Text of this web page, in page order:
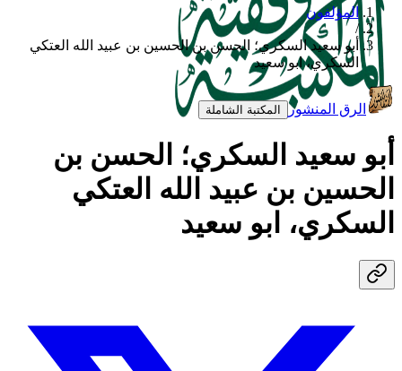
المؤلفون
/
أبو سعيد السكري؛ الحسن بن الحسين بن عبيد الله العتكي
السكري، ابو سعيد
الرق المنشور المكتبة الشاملة
أبو سعيد السكري؛ الحسن بن
الحسين بن عبيد الله العتكي
السكري، ابو سعيد